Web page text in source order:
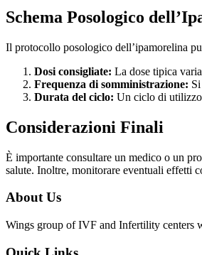
Schema Posologico
Il protocollo posologico dell’ipamorelina
Dosi consigliate: La dose tipica
Frequenza di somministrazione:
Durata del ciclo: Un ciclo di utilizzo
Considerazioni Finali
È importante consultare un medico o un
salute. Inoltre, monitorare eventuali effetti
About Us
Wings group of IVF and Infertility centers